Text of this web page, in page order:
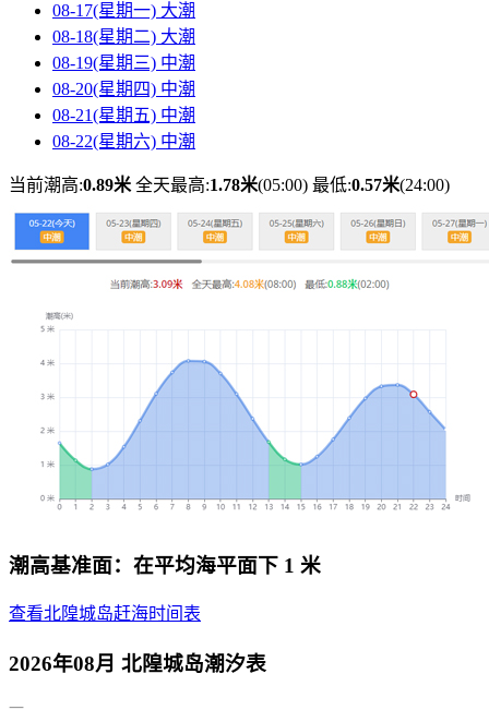
08-17(星期一) 大潮
08-18(星期二) 大潮
08-19(星期三) 中潮
08-20(星期四) 中潮
08-21(星期五) 中潮
08-22(星期六) 中潮
当前潮高:0.89米 全天最高:1.78米(05:00) 最低:0.57米(24:00)
潮高基准面：在平均海平面下 1 米
查看北隍城岛赶海时间表
2026年08月 北隍城岛潮汐表